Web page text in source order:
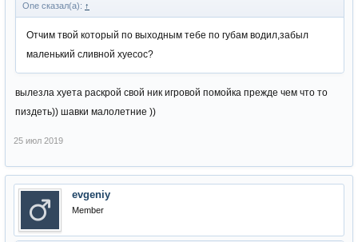
One сказал(а): ↑
Отчим твой который по выходным тебе по губам водил,забыл
маленький сливной хуесос?
вылезла хуета раскрой свой ник игровой помойка прежде чем что то
пиздеть)) шавки малолетние ))
25 июл 2019
evgeniy
Member